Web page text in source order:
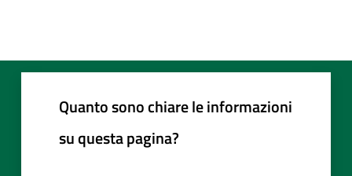
Quanto sono chiare le informazioni
su questa pagina?